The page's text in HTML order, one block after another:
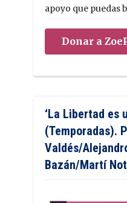
apoyo que puedas
Donar a
‘La Libertad es
(Temporadas).
Valdés/
Bazán/Martí